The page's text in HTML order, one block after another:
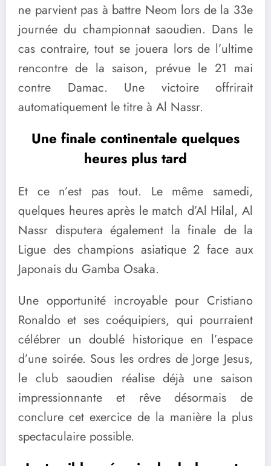
ne parvient pas à battre Neom lors de la 33e
journée du championnat saoudien. Dans le
cas contraire, tout se jouera lors de l’ultime
rencontre de la saison, prévue le 21 mai
contre Damac. Une victoire offrirait
automatiquement le titre à Al Nassr.
Une finale continentale quelques
heures plus tard
Et ce n’est pas tout. Le même samedi,
quelques heures après le match d’Al Hilal, Al
Nassr disputera également la finale de la
Ligue des champions asiatique 2 face aux
Japonais du Gamba Osaka.
Une opportunité incroyable pour Cristiano
Ronaldo et ses coéquipiers, qui pourraient
célébrer un doublé historique en l’espace
d’une soirée. Sous les ordres de Jorge Jesus,
le club saoudien réalise déjà une saison
impressionnante et rêve désormais de
conclure cet exercice de la manière la plus
spectaculaire possible.